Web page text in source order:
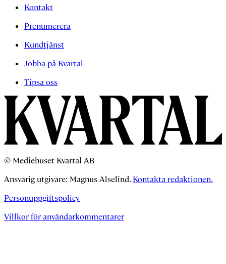
Kontakt
Prenumerera
Kundtjänst
Jobba på Kvartal
Tipsa oss
© Mediehuset Kvartal AB
Ansvarig utgivare: Magnus Alselind. Kontakta redaktionen.
Personuppgiftspolicy
Villkor för användarkommentarer